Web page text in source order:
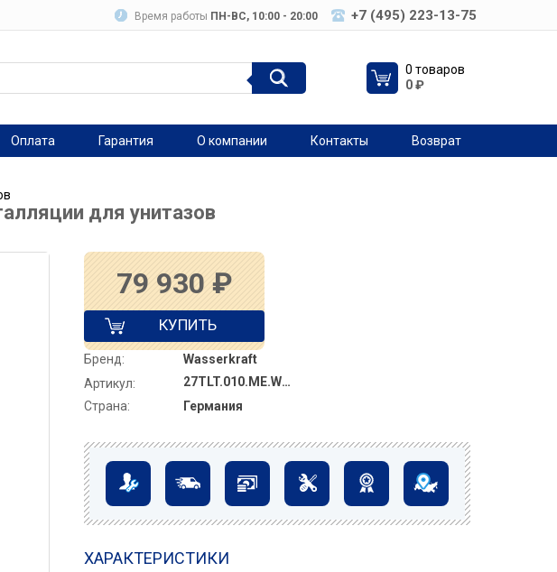
Время работы ПН-ВC, 10:00 - 20:00 +7 (495) 223-13-75
0 товаров
0₽
Оплата Гарантия О компании Контакты Возврат
для унитазов
79 930 ₽
КУПИТЬ
Бренд:
Wasserkraft
Артикул:
27TLT.010.ME.WH.PG02
Страна:
Германия
ХАРАКТЕРИСТИКИ